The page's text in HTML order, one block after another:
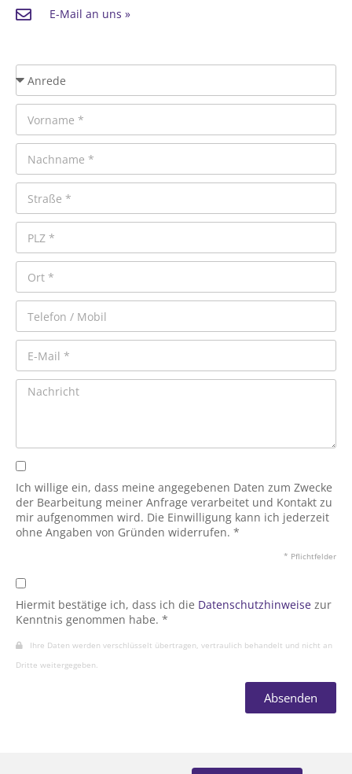
E-Mail an uns »
Ich willige ein, dass meine angegebenen Daten zum Zwecke
der Bearbeitung meiner Anfrage verarbeitet und Kontakt zu
mir aufgenommen wird. Die Einwilligung kann ich jederzeit
ohne Angaben von Gründen widerrufen. *
* Pflichtfelder
Hiermit bestätige ich, dass ich die Datenschutzhinweise zur
Kenntnis genommen habe. *
Ihre Daten werden verschlüsselt übertragen, vertraulich behandelt und nicht an
Dritte weitergegeben.
Absenden